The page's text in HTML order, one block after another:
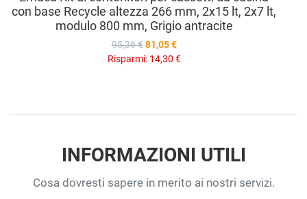
con base Recycle altezza 266 mm, 2x15 lt, 2x7 lt,
modulo 800 mm, Grigio antracite
95,36 € 81,05 €
Risparmi: 14,30 €
INFORMAZIONI UTILI
Cosa dovresti sapere in merito ai nostri servizi.